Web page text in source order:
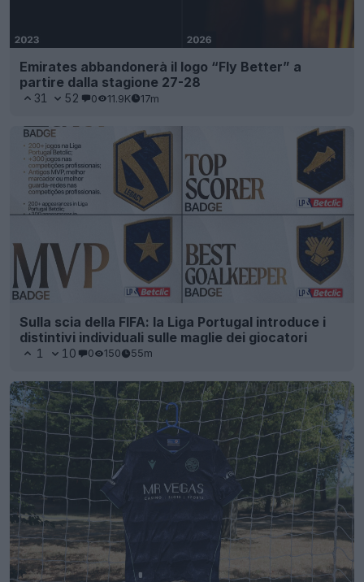
Emirates abbandonerà il logo “Fly Better” a
partire dalla stagione 27-28
31 52 0 11.9K 17m
Sulla scia della FIFA: la Liga Portugal introduce i
distintivi individuali sulle maglie dei giocatori
1 10 0 150 55m